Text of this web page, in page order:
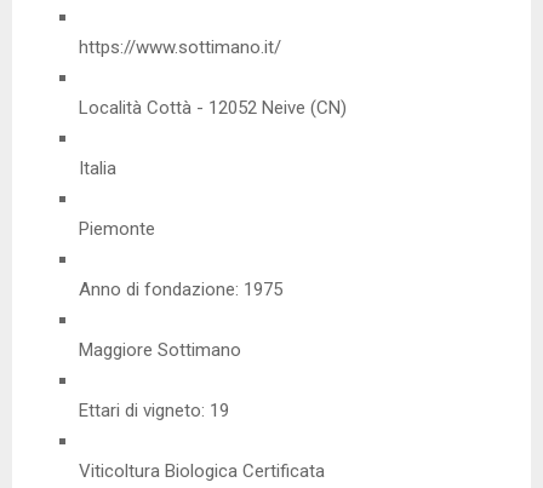
https://www.sottimano.it/
Località Cottà - 12052 Neive (CN)
Italia
Piemonte
Anno di fondazione: 1975
Maggiore Sottimano
Ettari di vigneto: 19
Viticoltura Biologica Certificata